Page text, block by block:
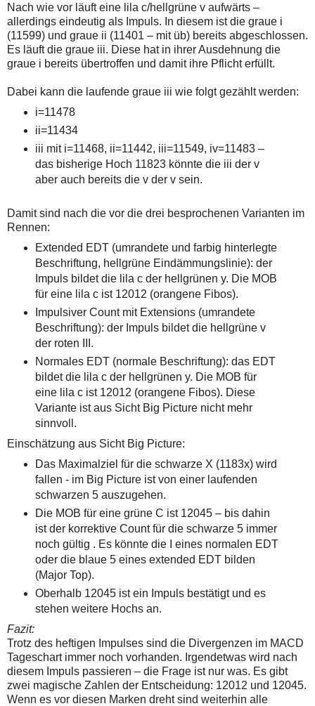
der
Kommentarfunktion
sein.
Bitte
überprüfen
Sie
Browsereinstellungen
Ihre
und
versuchen
Zeitpunkt
noch
Sollte
das
Problem
weiterbestehen
bitte
um
Kontaktaufnahme
Mail
robbys-
elliottwellen@online.de.
Bis
zur
Lösung
des
Problems
sind
die
Post
auch
auf
der
wallstreet-
online.de
verfügbar.
wallstreet-
online.de
verfügbar.
Nach wie vor läuft eine lila c/hellgrüne v aufwärts –
allerdings eindeutig als Impuls. In diesem ist die graue i
(11599) und graue ii (11401 – mit üb) bereits abgeschlossen.
Es läuft die graue iii. Diese hat in ihrer Ausdehnung die
graue i bereits übertroffen und damit ihre Pflicht erfüllt.
Dabei kann die laufende graue iii wie folgt gezählt werden:
i=11478
ii=11434
iii mit i=11468, ii=11442, iii=11549, iv=11483 –
das bisherige Hoch 11823 könnte die iii der v
aber auch bereits die v der v sein.
Damit sind nach die vor die drei besprochenen Varianten im
Rennen:
Extended EDT (umrandete und farbig hinterlegte
Beschriftung, hellgrüne Eindämmungslinie): der
Impuls bildet die lila c der hellgrünen y. Die MOB
für eine lila c ist 12012 (orangene Fibos).
Impulsiver Count mit Extensions (umrandete
Beschriftung): der Impuls bildet die hellgrüne v
der roten III.
Normales EDT (normale Beschriftung): das EDT
bildet die lila c der hellgrünen y. Die MOB für
eine lila c ist 12012 (orangene Fibos). Diese
Variante ist aus Sicht Big Picture nicht mehr
sinnvoll.
Einschätzung aus Sicht Big Picture:
Das Maximalziel für die schwarze X (1183x) wird
fallen - im Big Picture ist von einer laufenden
schwarzen 5 auszugehen.
Die MOB für eine grüne C ist 12045 – bis dahin
ist der korrektive Count für die schwarze 5 immer
noch gültig . Es könnte die I eines normalen EDT
oder die blaue 5 eines extended EDT bilden
(Major Top).
Oberhalb 12045 ist ein Impuls bestätigt und es
stehen weitere Hochs an.
Fazit:
Trotz des heftigen Impulses sind die Divergenzen im MACD
Tageschart immer noch vorhanden. Irgendetwas wird nach
diesem Impuls passieren – die Frage ist nur was. Es gibt
zwei magische Zahlen der Entscheidung: 12012 und 12045.
Wenn es vor diesen Marken dreht sind weiterhin alle